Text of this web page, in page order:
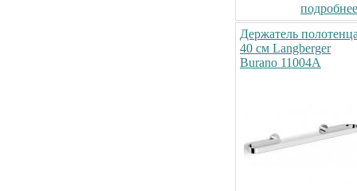
Держатель
40 см Langberger
Burano 11004A